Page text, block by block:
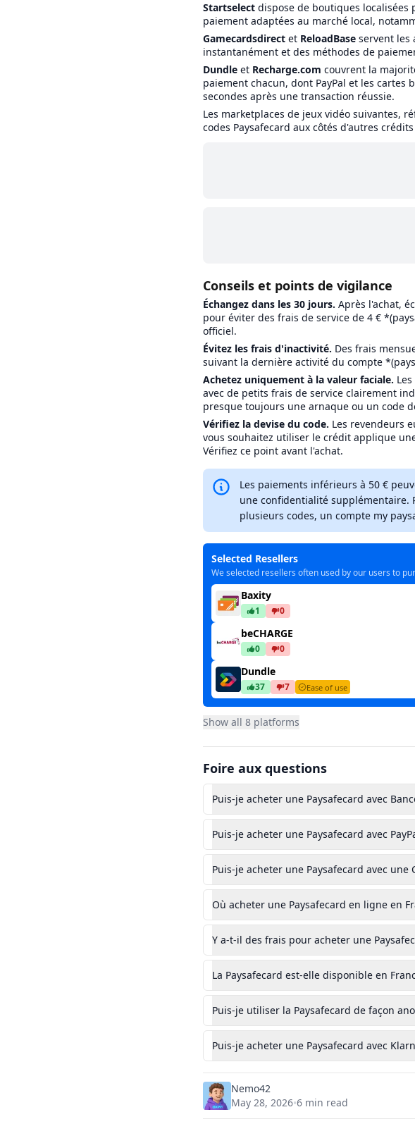
Startselect dispose de boutiques localisées
paiement adaptées au marché local,
Gamecardsdirect et ReloadBase servent les
instantanément et des méthodes de
Dundle et Recharge.com couvrent la
paiement chacun, dont PayPal et les cartes
secondes après une transaction réussie.
Les marketplaces de jeux vidéo suivantes,
codes Paysafecard aux côtés d'autres
Conseils et points de vigilance
Échangez dans les 30 jours. Après l'achat,
pour éviter des frais de service de 4 €
officiel.
Évitez les frais d'inactivité. Des frais
suivant la dernière activité du compte
Achetez uniquement à la valeur faciale.
avec de petits frais de service clairement
presque toujours une arnaque ou un code
Vérifiez la devise du code. Les revendeurs
vous souhaitez utiliser le crédit applique
Vérifiez ce point avant l'achat.
Les paiements inférieurs à 50 €
une confidentialité supplémentaire.
plusieurs codes, un compte my
Selected Resellers
We selected resellers often used by our users to
Baxity
1 0
beCHARGE
0 0
Dundle
37 7 Ease of use
Gamecardsdirect
8
9 2 Fast service
0 0
Skine
Startselect
1 0
Show all 8 platforms
Foire aux questions
Puis-je acheter une Paysafecard avec
Puis-je acheter une Paysafecard avec
Puis-je acheter une Paysafecard avec une
Où acheter une Paysafecard en ligne en
Y a-t-il des frais pour acheter une
La Paysafecard est-elle disponible en
Puis-je utiliser la Paysafecard de façon
Puis-je acheter une Paysafecard avec
Nemo42
May 28, 2026•6 min read